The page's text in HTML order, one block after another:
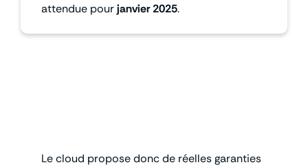
attendue pourjanvier 2025.
Le cloud propose donc de réelles garanties